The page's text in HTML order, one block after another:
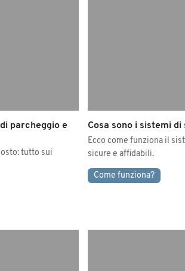
parcheggio e
tutto sui
Cosa sono i sistemi di
Ecco come funziona il
sicure e affidabili.
Come funziona?